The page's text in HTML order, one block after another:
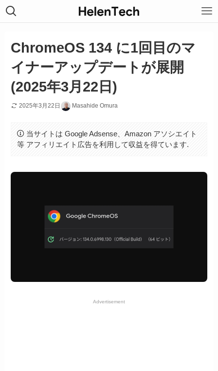
ChromeOS 134 に1回目のマ
イナーアップデートが展開
(2025年3月22日)
2025年3月22日 Masahide Omura
当サイトは Google Adsense、Amazon アソシエイト
等 アフィリエイト広告を利用して収益を得ています.
Advertisement